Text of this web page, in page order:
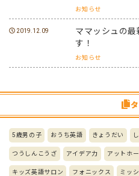
お知らせ
2019.12.09
ママッシュの最
す！
お知らせ
5歳男の子 おうち英語 きょうだい
つうしんこうざ アイデア力 アットホ
キッズ英語サロン フォニックス ミッ